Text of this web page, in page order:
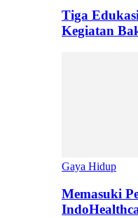
Tiga
Kegiatan
Gaya Hidup
Memasuki